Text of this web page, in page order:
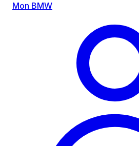
Mon BMW